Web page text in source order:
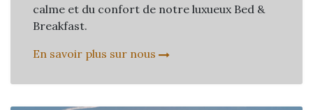
calme et du confort de notre luxueux Bed &
Breakfast.
En savoir plus sur nous​